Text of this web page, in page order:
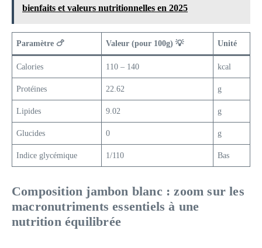
bienfaits et valeurs nutritionnelles en 2025
Paramètre 🍗 Valeur (pour 100g) 💡 Unité
Calories 110 – 140 kcal
Protéines 22.62 g
Lipides 9.02 g
Glucides 0 g
Indice glycémique 1/110 Bas
Composition jambon blanc : zoom sur les
macronutriments essentiels à une
nutrition équilibrée